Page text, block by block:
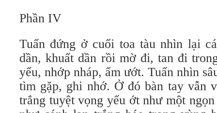
Phần IV
Tuấn đứng ở cuối toa tàu nhìn lại
dần, khuất dần rồi mờ đi, tan đi
yếu, nhớp nháp, ẩm ướt. Tuấn nhìn
tìm gặp, ghi nhớ. Ở đó bàn tay vẫn
trắng tuyệt vọng yếu ớt như một